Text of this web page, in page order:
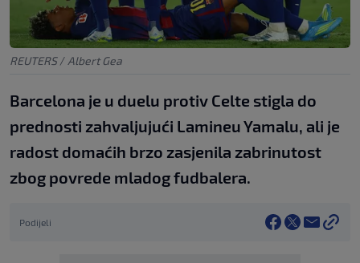
REUTERS / Albert Gea
Barcelona je u duelu protiv Celte stigla do
prednosti zahvaljujući Lamineu Yamalu, ali je
radost domaćih brzo zasjenila zabrinutost
zbog povrede mladog fudbalera.
Podijeli